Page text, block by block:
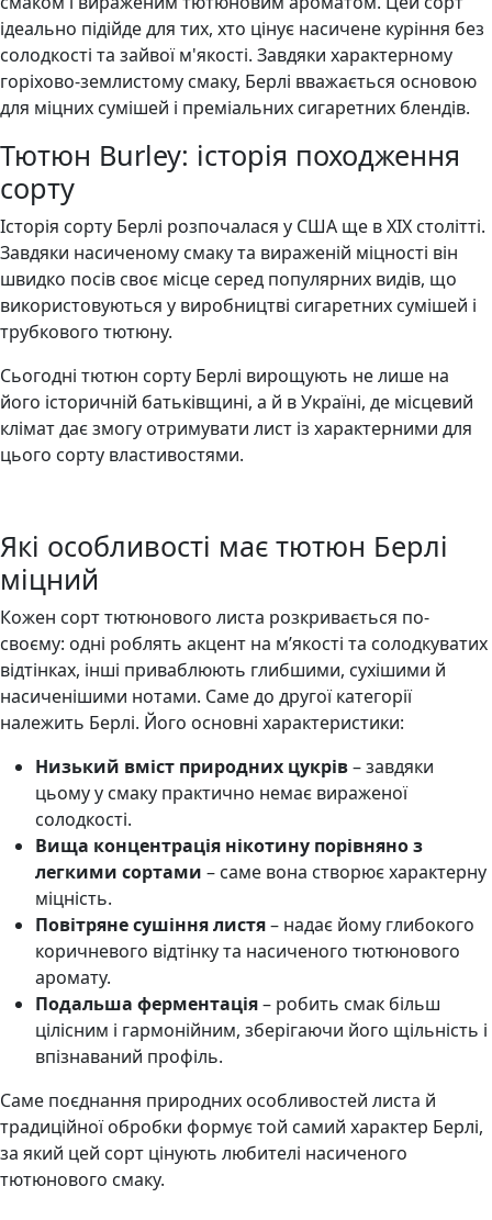
ідеально підійде для тих, хто цінує насичене куріння без
солодкості та зайвої м'якості. Завдяки характерному
горіхово-землистому смаку, Берлі вважається основою
для міцних сумішей і преміальних сигаретних блендів.
Тютюн Burley: історія походження
сорту
Історія сорту Берлі розпочалася у США ще в XIX столітті.
Завдяки насиченому смаку та вираженій міцності він
швидко посів своє місце серед популярних видів, що
використовуються у виробництві сигаретних сумішей і
трубкового тютюну.
Сьогодні тютюн сорту Берлі вирощують не лише на
його історичній батьківщині, а й в Україні, де місцевий
клімат дає змогу отримувати лист із характерними для
цього сорту властивостями.
Які особливості має тютюн Берлі
міцний
Кожен сорт тютюнового листа розкривається по-
своєму: одні роблять акцент на м’якості та солодкуватих
відтінках, інші приваблюють глибшими, сухішими й
насиченішими нотами. Саме до другої категорії
належить Берлі. Його основні характеристики:
Низький вміст природних цукрів– завдяки
цьому у смаку практично немає вираженої
солодкості.
Вища концентрація нікотину порівняно з
легкими сортами – саме вона створює характерну
міцність.
Повітряне сушіння листя– надає йому глибокого
коричневого відтінку та насиченого тютюнового
аромату.
Подальша ферментація– робить смак більш
цілісним і гармонійним, зберігаючи його щільність і
впізнаваний профіль.
Саме поєднання природних особливостей листа й
традиційної обробки формує той самий характер Берлі,
за який цей сорт цінують любителі насиченого
тютюнового смаку.